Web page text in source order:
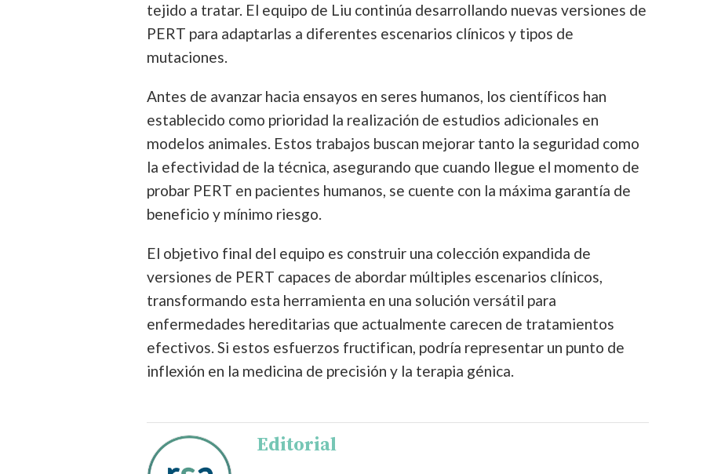
tejido a tratar. El equipo de Liu continúa desarrollando nuevas versiones de
PERT para adaptarlas a diferentes escenarios clínicos y tipos de
mutaciones.
Antes de avanzar hacia ensayos en seres humanos, los científicos han
establecido como prioridad la realización de estudios adicionales en
modelos animales. Estos trabajos buscan mejorar tanto la seguridad como
la efectividad de la técnica, asegurando que cuando llegue el momento de
probar PERT en pacientes humanos, se cuente con la máxima garantía de
beneficio y mínimo riesgo.
El objetivo final del equipo es construir una colección expandida de
versiones de PERT capaces de abordar múltiples escenarios clínicos,
transformando esta herramienta en una solución versátil para
enfermedades hereditarias que actualmente carecen de tratamientos
efectivos. Si estos esfuerzos fructifican, podría representar un punto de
inflexión en la medicina de precisión y la terapia génica.
Editorial